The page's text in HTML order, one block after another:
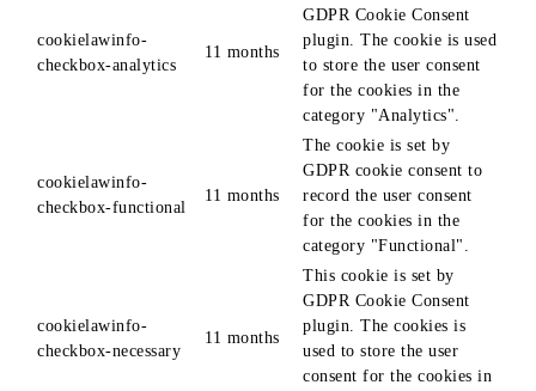
cookielawinfo-
checkbox-analytics
11 months
GDPR Cookie Consent
plugin. The cookie is used
to store the user consent
for the cookies in the
category "Analytics".
cookielawinfo-
checkbox-functional
11 months
The cookie is set by
GDPR cookie consent to
record the user consent
for the cookies in the
category "Functional".
cookielawinfo-
checkbox-necessary
11 months
This cookie is set by
GDPR Cookie Consent
plugin. The cookies is
used to store the user
consent for the cookies in